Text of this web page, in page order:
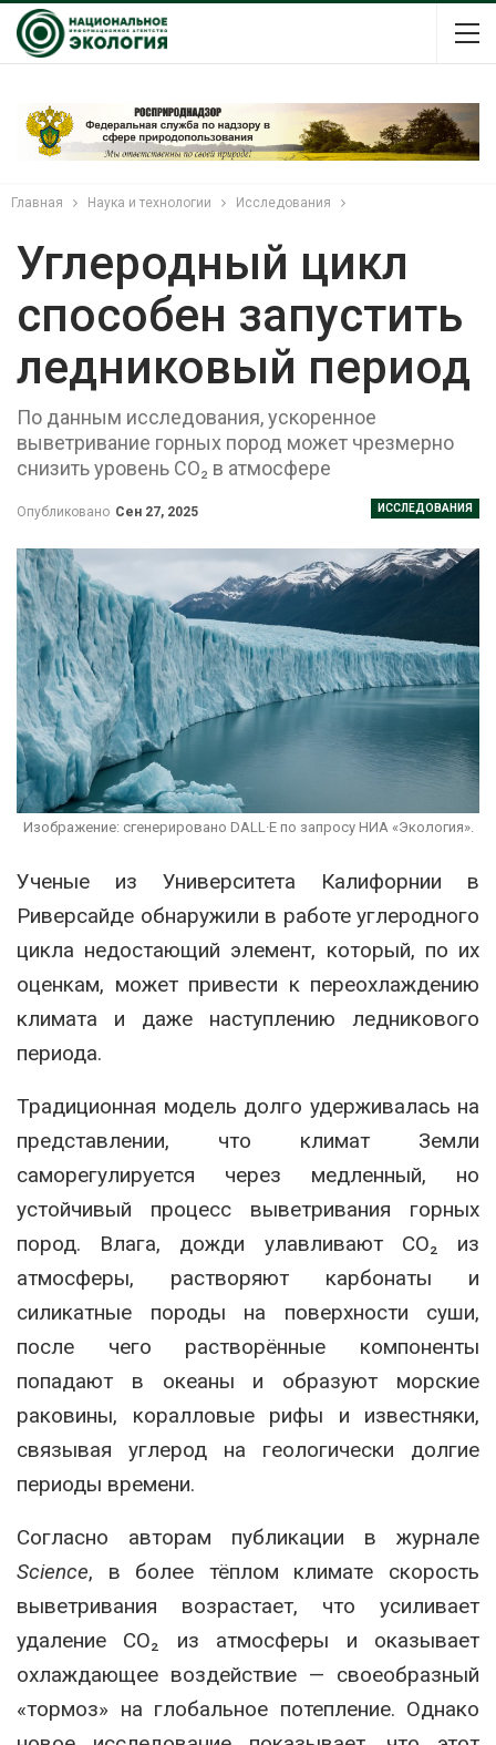
Главная Наука и технологии Исследования
Углеродный цикл
способен запустить
ледниковый период
По данным исследования, ускоренное
выветривание горных пород может чрезмерно
снизить уровень CO₂ в атмосфере
ИССЛЕДОВАНИЯ
Опубликовано Сен 27, 2025
Изображение: сгенерировано DALL·E по запросу НИА «Экология».
Ученые из Университета Калифорнии в
Риверсайде обнаружили в работе углеродного
цикла недостающий элемент, который, по их
оценкам, может привести к переохлаждению
климата и даже наступлению ледникового
периода.
Традиционная модель долго удерживалась на
представлении, что климат Земли
саморегулируется через медленный, но
устойчивый процесс выветривания горных
пород. Влага, дожди улавливают CO₂ из
атмосферы, растворяют карбонаты и
силикатные породы на поверхности суши,
после чего растворённые компоненты
попадают в океаны и образуют морские
раковины, коралловые рифы и известняки,
связывая углерод на геологически долгие
периоды времени.
Согласно авторам публикации в журнале
Science, в более тёплом климате скорость
выветривания возрастает, что усиливает
удаление CO₂ из атмосферы и оказывает
охлаждающее воздействие — своеобразный
«тормоз» на глобальное потепление. Однако